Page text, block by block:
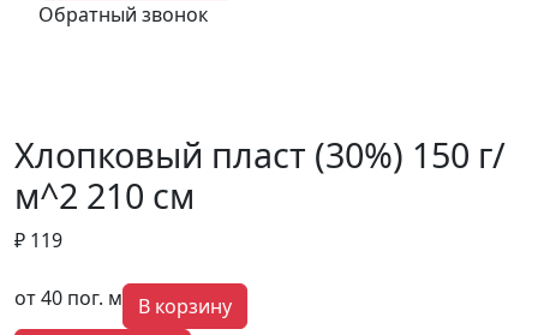
Обратный звонок
Хлопковый пласт (30%) 150 г/
м^2 210 см
₽ 119
от 40 пог. м
В корзину